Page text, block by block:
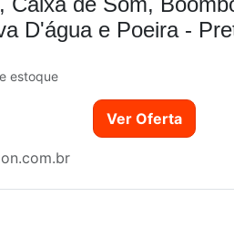
D'água e Poeira -
estoque
Ver Oferta